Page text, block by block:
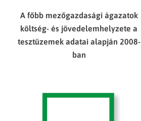
A főbb mezőgazdasági ágazatok
költség- és jövedelemhelyzete a
tesztüzemek adatai alapján 2008-
ban